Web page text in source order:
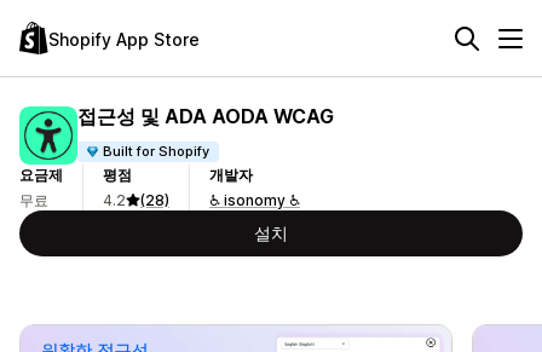
Shopify App Store
접근성 및 ADA AODA WCAG
Built for Shopify
요금제
무료
평점
4.2
(28)
개발자
♿ isonomy ♿
설치